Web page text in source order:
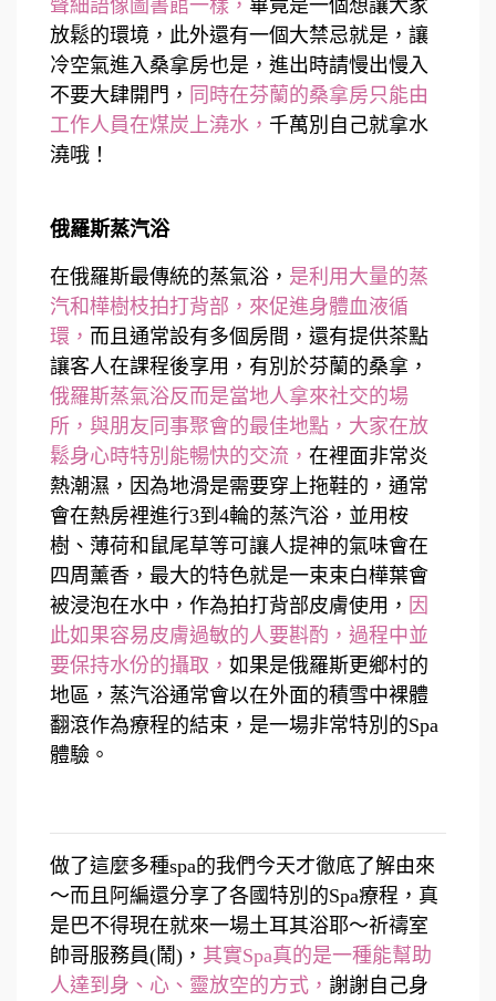
聲細語像圖書館一樣， 畢竟是一個想讓大家
放鬆的環境，此外還有一個大禁忌就是，讓
冷空氣進入桑拿房也是，進出時請慢出慢入
不要大肆開門， 同時在芬蘭的桑拿房只能由
工作人員在煤炭上澆水， 千萬別自己就拿水
澆哦！
俄羅斯蒸汽浴
在俄羅斯最傳統的蒸氣浴， 是利用大量的蒸
汽和樺樹枝拍打背部，來促進身體血液循
環， 而且通常設有多個房間，還有提供茶點
讓客人在課程後享用，有別於芬蘭的桑拿，
俄羅斯蒸氣浴反而是當地人拿來社交的場
所，與朋友同事聚會的最佳地點，大家在放
鬆身心時特別能暢快的交流， 在裡面非常炎
熱潮濕，因為地滑是需要穿上拖鞋的，通常
會在熱房裡進行3到4輪的蒸汽浴，並用桉
樹、薄荷和鼠尾草等可讓人提神的氣味會在
四周薰香，最大的特色就是一束束白樺葉會
被浸泡在水中，作為拍打背部皮膚使用， 因
此如果容易皮膚過敏的人要斟酌，過程中並
要保持水份的攝取， 如果是俄羅斯更鄉村的
地區，蒸汽浴通常會以在外面的積雪中裸體
翻滾作為療程的結束，是一場非常特別的Spa
體驗。
做了這麼多種spa的我們今天才徹底了解由來
～而且阿編還分享了各國特別的Spa療程，真
是巴不得現在就來一場土耳其浴耶～祈禱室
帥哥服務員(鬧)， 其實Spa真的是一種能幫助
人達到身、心、靈放空的方式， 謝謝自己身